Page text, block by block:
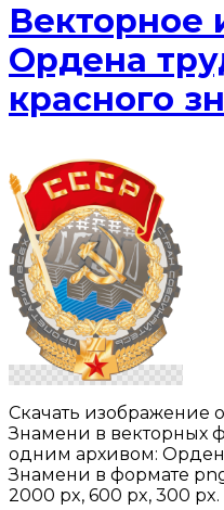
Векторное
Ордена
красного
Скачать изображение
Знамени в векторных
одним архивом: Орден
Знамени в формате
2000 px, 600 px, 300 px.